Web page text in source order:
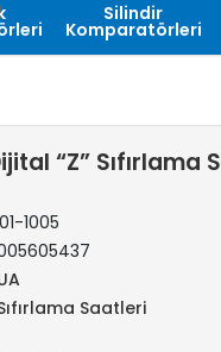
Silindir
Komparatörleri
“Z” Sıfırlama
1005
Saatleri